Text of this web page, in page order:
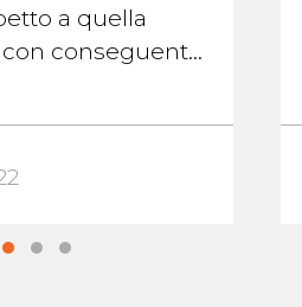
a quella
conseguente
due vertebre.